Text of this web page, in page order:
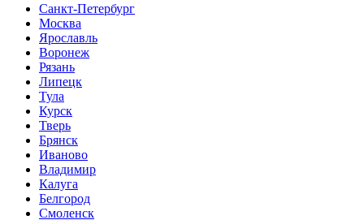
Санкт-Петербург
Москва
Ярославль
Воронеж
Рязань
Липецк
Тула
Курск
Тверь
Брянск
Иваново
Владимир
Калуга
Белгород
Смоленск